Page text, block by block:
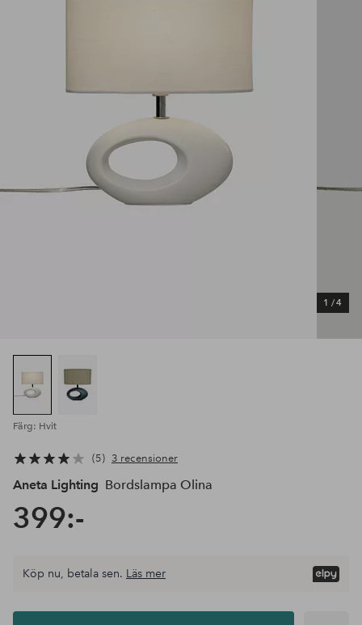
1 /4
Färg: Hvit
5 3 recensioner
Aneta Lighting Bordslampa Olina
399:-
Lägg i
Köp nu, betala sen. Läs mer